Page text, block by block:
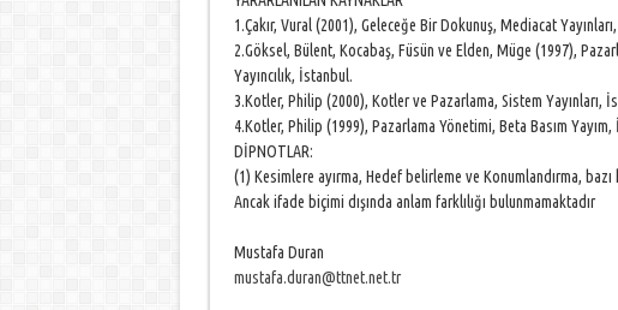
1.Çakır, Vural (2001), Geleceğe Bir Dokunuş, Mediacat
2.Göksel, Bülent, Kocabaş, Füsün ve Elden, Müge (1997),
Yayıncılık, İstanbul.
3.Kotler, Philip (2000), Kotler ve Pazarlama, Sistem Yayınları,
4.Kotler, Philip (1999), Pazarlama Yönetimi, Beta Basım
DİPNOTLAR:
(1) Kesimlere ayırma, Hedef belirleme ve Konumlandırma,
Ancak ifade biçimi dışında anlam farklılığı bulunmamaktadır
Mustafa Duran
mustafa.duran@ttnet.net.tr